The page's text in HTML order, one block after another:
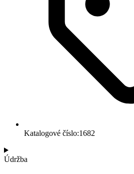
Katalogové číslo:1682
Údržba